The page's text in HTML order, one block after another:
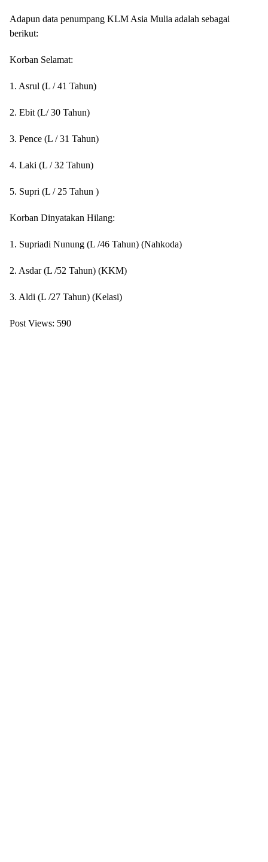
Adapun data penumpang KLM Asia Mulia adalah sebagai
berikut:
Korban Selamat:
1. Asrul (L / 41 Tahun)
2. Ebit (L/ 30 Tahun)
3. Pence (L / 31 Tahun)
4. Laki (L / 32 Tahun)
5. Supri (L / 25 Tahun )
Korban Dinyatakan Hilang:
1. Supriadi Nunung (L /46 Tahun) (Nahkoda)
2. Asdar (L /52 Tahun) (KKM)
3. Aldi (L /27 Tahun) (Kelasi)
Post Views: 590